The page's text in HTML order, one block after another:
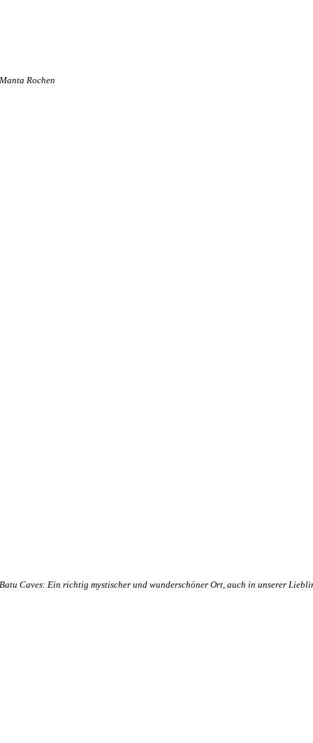
Manta Rochen
Batu Caves: Ein richtig mystischer und wunderschöner Ort, auch in unserer